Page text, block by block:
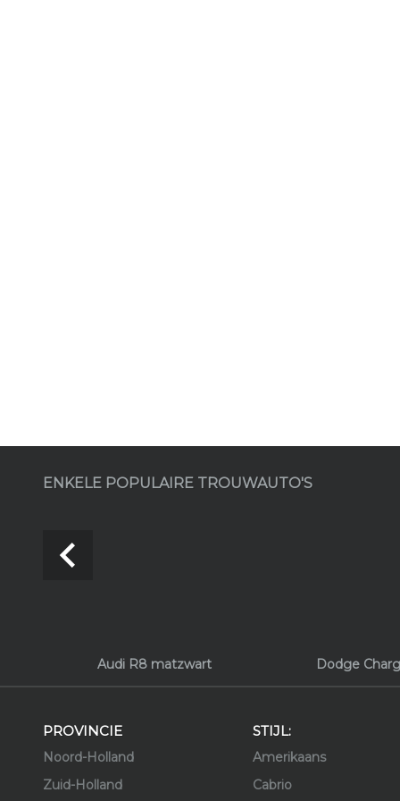
ENKELE POPULAIRE TROUWAUTO'S
Audi R8 matzwart Dodge
navigate_before
PROVINCIE
Noord-Holland
Zuid-Holland
STIJL:
Amerikaans
Cabrio